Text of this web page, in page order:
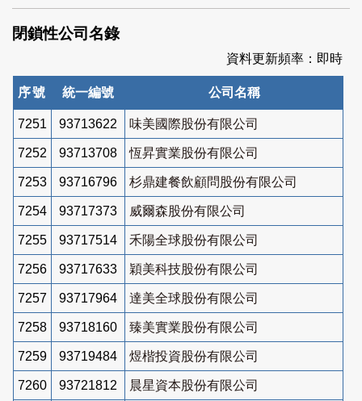
索
閉鎖性公司名錄
資料更新頻率：即時
序號 統一編號 公司名稱
7251 93713622 味美國際股份有限公司
7252 93713708 恆昇實業股份有限公司
7253 93716796 杉鼎建餐飲顧問股份有限公司
7254 93717373 威爾森股份有限公司
7255 93717514 禾陽全球股份有限公司
7256 93717633 穎美科技股份有限公司
7257 93717964 達美全球股份有限公司
7258 93718160 臻美實業股份有限公司
7259 93719484 煜楷投資股份有限公司
7260 93721812 晨星資本股份有限公司